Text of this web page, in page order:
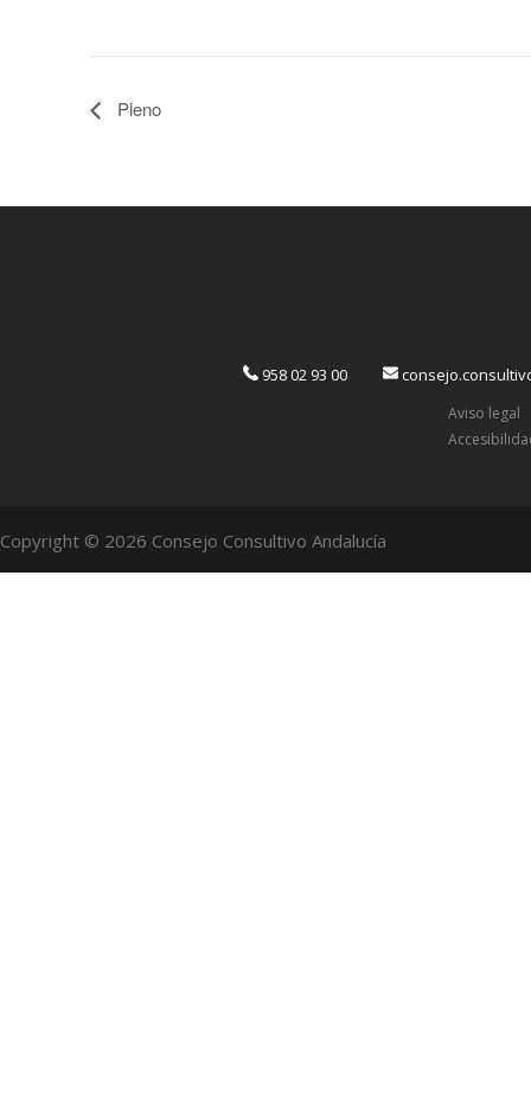
Pleno
958 02 93 00
Aviso legal
Copyright © 2026 Consejo Consultivo Andalucía